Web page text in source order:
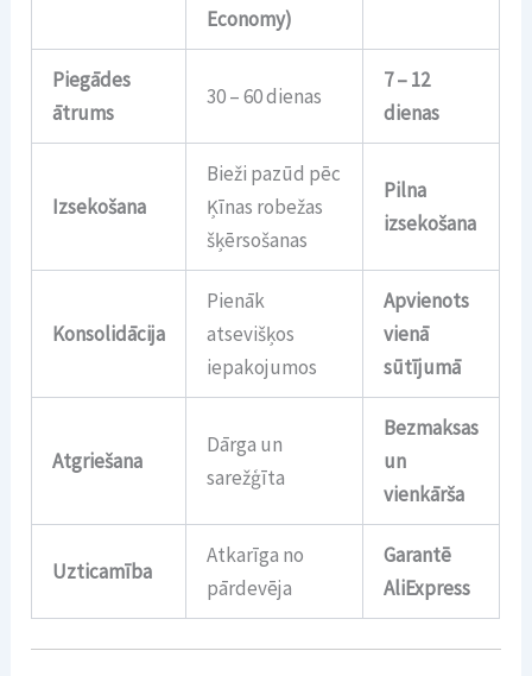
Economy)
Piegādes
ātrums
30 – 60 dienas
7 – 12
dienas
Izsekošana
Bieži pazūd pēc
Ķīnas robežas
šķērsošanas
Pilna
izsekošana
Konsolidācija
Pienāk
atsevišķos
iepakojumos
Apvienots
vienā
sūtījumā
Atgriešana
Dārga un
sarežģīta
Bezmaksas
un
vienkārša
Uzticamība
Atkarīga no
pārdevēja
Garantē
AliExpress